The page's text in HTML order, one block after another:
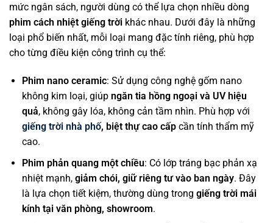
mức ngân sách, người dùng có thể lựa chọn nhiều dòng
phim cách nhiệt giếng trời khác nhau. Dưới đây là những
loại phổ biến nhất, mỗi loại mang đặc tính riêng, phù hợp
cho từng điều kiện công trình cụ thể:
Phim nano ceramic: Sử dụng công nghệ gốm nano
không kim loại, giúp ngăn tia hồng ngoại và UV hiệu
quả, không gây lóa, không cản tầm nhìn. Phù hợp với
giếng trời nhà phố, biệt thự cao cấpcần tính thẩm mỹ
cao.
Phim phản quang một chiều: Có lớp tráng bạc phản xạ
nhiệt mạnh, giảm chói, giữ riêng tư vào ban ngày. Đây
là lựa chọn tiết kiệm, thường dùng trong giếng trời mái
kính tại văn phòng, showroom.